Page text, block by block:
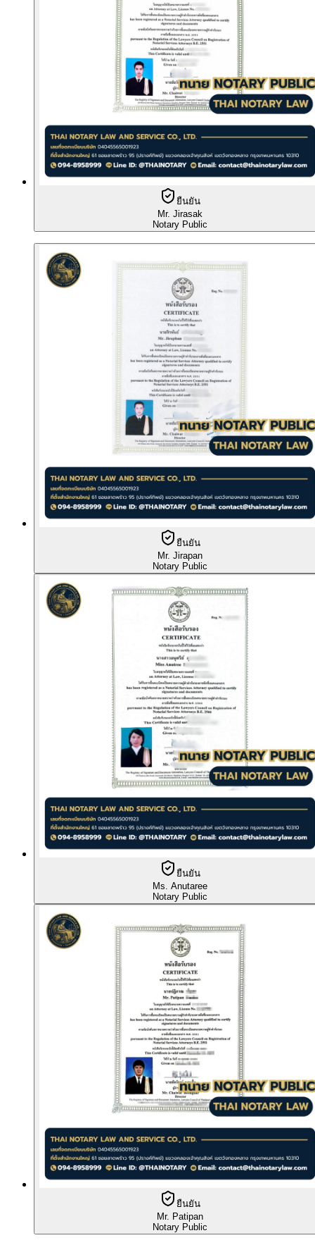
ยืนยัน
Mr. Jirasak
Notary Public
ยืนยัน
Mr. Jirapan
Notary Public
ยืนยัน
Ms. Anutaree
Notary Public
ยืนยัน
Mr. Patipan
Notary Public